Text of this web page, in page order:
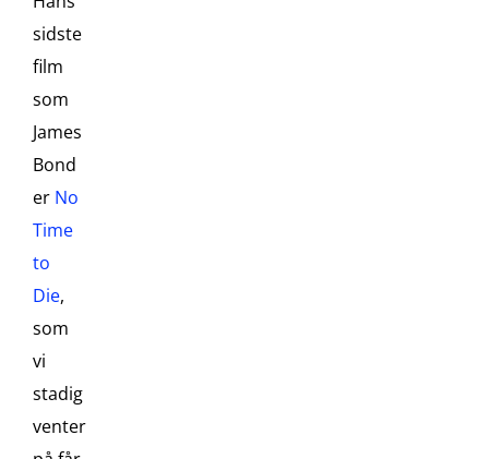
sidste
film
som
James
Bond
er No
Time
to
Die,
som
vi
stadig
venter